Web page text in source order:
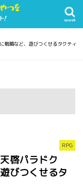
search
戦略など、遊びつくせるタクティ
RPG
啓パラドク
びつくせるタ